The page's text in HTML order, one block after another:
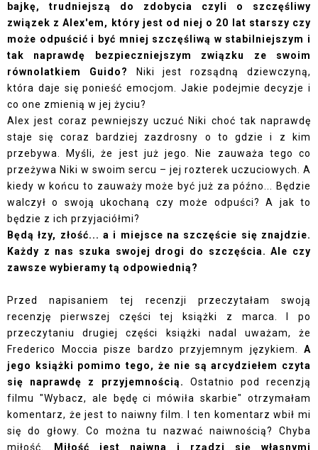
bajkę, trudniejszą do zdobycia czyli o szczęśliwy
związek z Alex'em, który jest od niej o 20 lat starszy czy
może odpuścić i być mniej szczęśliwą w stabilniejszym i
tak naprawdę bezpieczniejszym związku ze swoim
równolatkiem Guido?
Niki jest rozsądną dziewczyną,
która daje się ponieść emocjom. Jakie podejmie decyzje i
co one zmienią w jej życiu?
Alex jest coraz pewniejszy uczuć Niki choć tak naprawdę
staje się coraz bardziej zazdrosny o to gdzie i z kim
przebywa. Myśli, że jest już jego. Nie zauważa tego co
przeżywa Niki w swoim sercu – jej rozterek uczuciowych. A
kiedy w końcu to zauważy może być już za późno... Będzie
walczył o swoją ukochaną czy może odpuści? A jak to
będzie z ich przyjaciółmi?
Będą łzy, złość... a i miejsce na szczęście się znajdzie.
Każdy z nas szuka swojej drogi do szczęścia. Ale czy
zawsze wybieramy tą odpowiednią?
Przed napisaniem tej recenzji przeczytałam swoją
recenzję pierwszej części tej książki z marca. I po
przeczytaniu drugiej części książki nadal uważam, że
Frederico Moccia pisze bardzo przyjemnym językiem. A
jego książki pomimo tego, że nie są arcydziełem czyta
się naprawdę z przyjemnością. Ostatnio pod recenzją
filmu "Wybacz, ale będę ci mówiła skarbie" otrzymałam
komentarz, że jest to naiwny film. I ten komentarz wbił mi
się do głowy. Co można tu nazwać naiwnością? Chyba
miłość.
Miłość jest naiwna i rządzi się własnymi